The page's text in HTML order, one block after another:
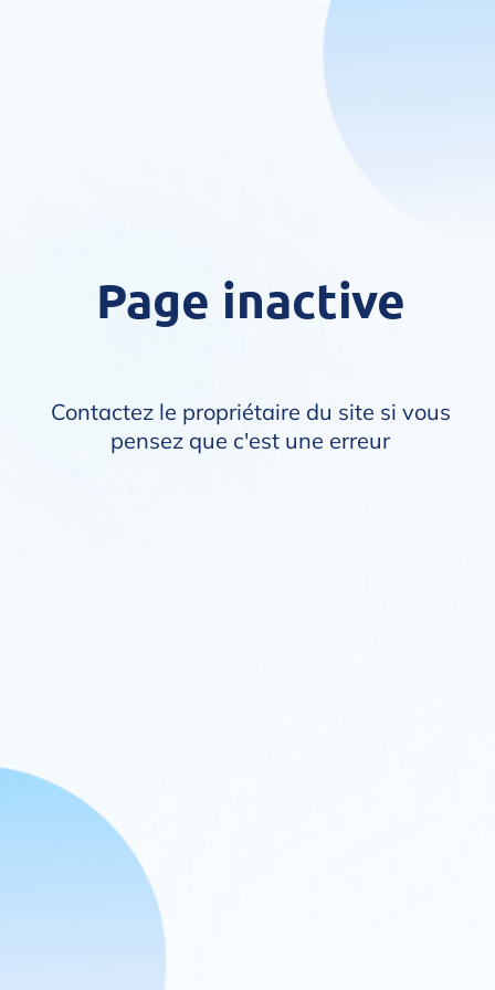
Page inactive
Contactez le propriétaire du site si vous
pensez que c'est une erreur